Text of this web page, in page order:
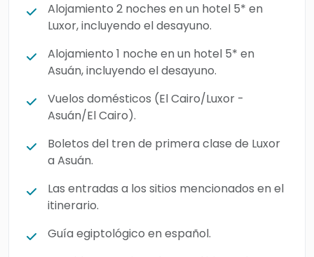
Alojamiento 2 noches en un hotel 5* en
Luxor, incluyendo el desayuno.
Alojamiento 1 noche en un hotel 5* en
Asuán, incluyendo el desayuno.
Vuelos domésticos (El Cairo/Luxor -
Asuán/El Cairo).
Boletos del tren de primera clase de Luxor
a Asuán.
Las entradas a los sitios mencionados en el
itinerario.
Guía egiptológico en español.